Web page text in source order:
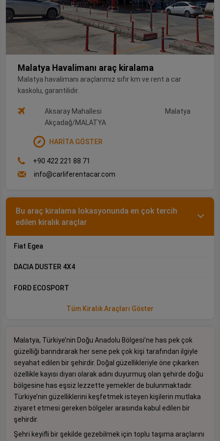
Malatya, Türkiye’nin Doğu Anadolu Bölgesi’ne has pek çok
güzelliği barındırarak her sene pek çok kişi tarafından ilgiyle
seyahat edilen bir şehirdir. Doğal güzellikleriyle öne çıkarken
özellikle kayısı diyarı olarak adını duyurmuş olan şehirde doğu
bölgesine has eşsiz lezzette yemekler de bulunmaktadır.
Türkiye’nin güzelliklerini keşfetmek isteyen kişilerin mutlaka
ziyaret etmesi gereken bölgeler arasında kabul edilen bir
şehirdir.
Şehri keyifli bir şekilde gezebilmek için toplu taşıma araçlarını
Malatya Havalimanı araç kiralama
Malatya havalimanı araçlarımız sıfır km ve rent a car
kaskolu, garantilidir.
Aksaray Mahallesi
Akçadağ/MALATYA
Malatya
HARİTA GÖSTER
+90 422 221 88 71
info@carliferentacar.com
Bu araç kiralama lokasyonunda en çok tercih
edilen kiralık araçlar
Fiat Egea
DACIA DUSTER 4X4
FORD ECOSPORT
Tüm Kiralık Araçları Göster